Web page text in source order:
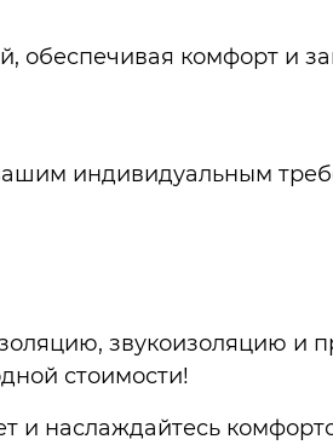
обеспечивая комфорт и
индивидуальным
звукоизоляцию и
стоимости!
и наслаждайтесь